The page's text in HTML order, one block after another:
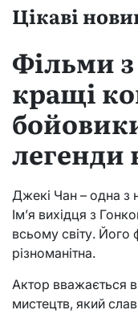
Цікаві
Фільми
кращі
легенди
Джекі Чан – одна з
Ім’я вихідця з
всьому світу. Його
різноманітна.
Актор вважається
мистецтв, який